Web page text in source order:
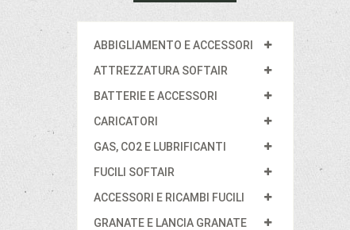
ABBIGLIAMENTO E ACCESSORI
ATTREZZATURA SOFTAIR
BATTERIE E ACCESSORI
CARICATORI
GAS, CO2 E LUBRIFICANTI
FUCILI SOFTAIR
ACCESSORI E RICAMBI FUCILI
GRANATE E LANCIA GRANATE